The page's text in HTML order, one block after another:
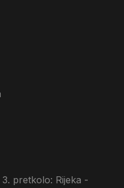
pretkolo: Rijeka -